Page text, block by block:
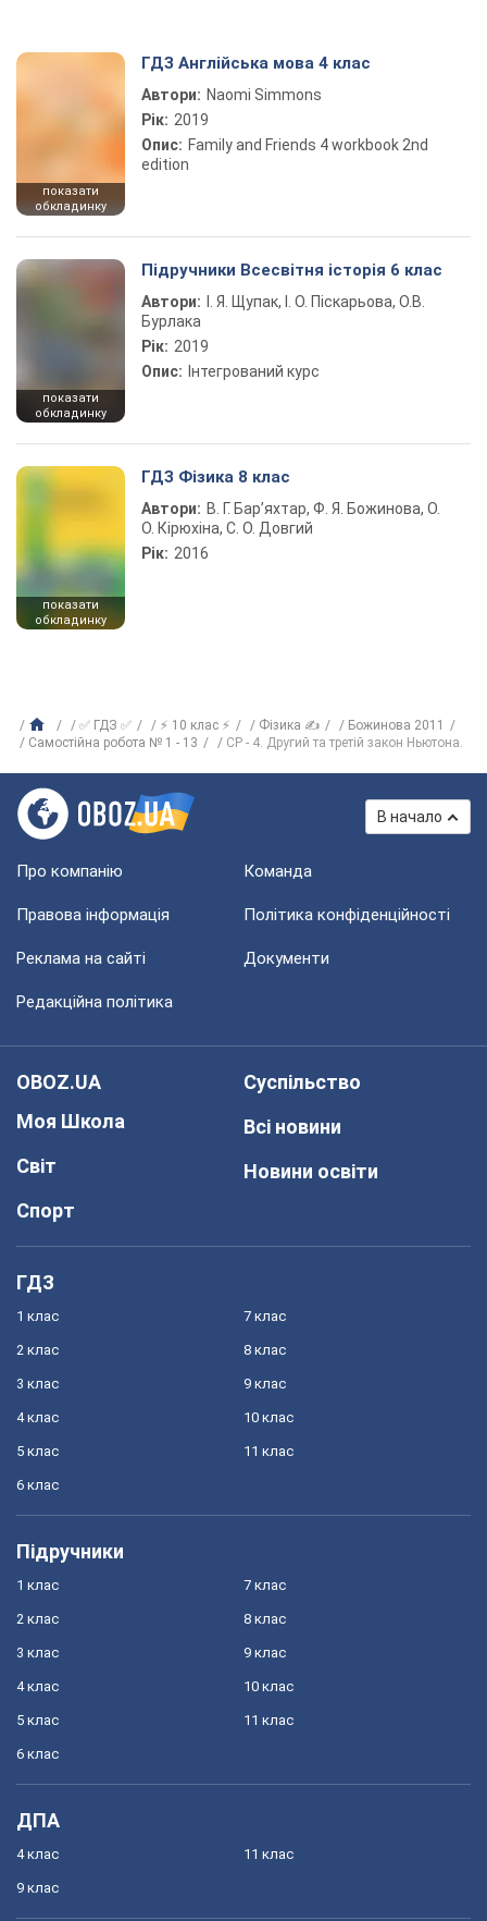
показати
обкладинку
ГДЗ Англійська мова 4 клас
Автори: Naomi Simmons
Рік: 2019
Опис: Family and Friends 4 workbook 2nd
edition
показати
обкладинку
Підручники Всесвітня історія 6 клас
Автори:
І. Я. Щупак, І. О. Піскарьова, О.В.
Бурлака
Рік: 2019
Опис: Інтегрований курс
показати
обкладинку
ГДЗ Фізика 8 клас
Автори: В. Г. Бар’яхтар, Ф. Я. Божинова, О.
О. Кірюхіна, С. О. Довгий
Рік: 2016
✅ ГДЗ ✅ ⚡ 10 клас ⚡ Фізика ✍
Божинова 2011
Самостійна робота № 1 - 13
СР - 4. Другий та третій закон Ньютона.
В начало
Про компанію Команда
Правова інформація Політика конфіденційності
Реклама на сайті Документи
Редакційна політика
OBOZ.UA
Моя Школа
Світ
Спорт
Суспільство
Всі новини
Новини освіти
ГДЗ
1 клас
2 клас
3 клас
4 клас
5 клас
6 клас
7 клас
8 клас
9 клас
10 клас
11 клас
Підручники
1 клас
2 клас
3 клас
4 клас
5 клас
6 клас
7 клас
8 клас
9 клас
10 клас
11 клас
ДПА
4 клас
9 клас
11 клас